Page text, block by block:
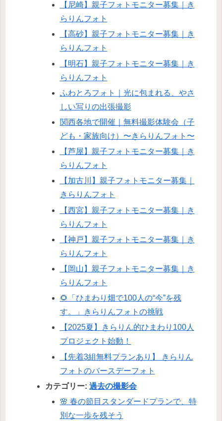
【尼崎】親子フォトモニター募集｜き
らりんフォト
【高砂】親子フォトモニター募集｜き
らりんフォト
【明石】親子フォトモニター募集｜き
らりんフォト
ふわとろフォト｜光に包まれる、やさ
しい写りの出張撮影
関西各地で開催｜無料撮影体験会（子
ども・家族向け）〜きらりんフォト〜
【芦屋】親子フォトモニター募集｜き
らりんフォト
【加古川】親子フォトモニター募集｜
きらりんフォト
【西宮】親子フォトモニター募集｜き
らりんフォト
【神戸】親子フォトモニター募集｜き
らりんフォト
【岡山】親子フォトモニター募集｜き
らりんフォト
🌻「ひまわり畑で100人の“今”を残
す。」きらりんフォトの挑戦
【2025夏】きらりん的ひまわり100人
プロジェクト始動！
【先着3組無料プランあり】 きらりん
フォトのバースデーフォト
カテゴリー:過去の撮影会
🌸 春の節目スタンダードプランで、特
別な一歩を残そう